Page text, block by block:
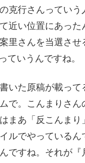
克行さんっていう
近い位置にあった
里さんを当選させ
ていうんですね。
いた原稿が載っ
で。こんまりさん
まあ「反こんまり
ルでやっているん
ですね。それが